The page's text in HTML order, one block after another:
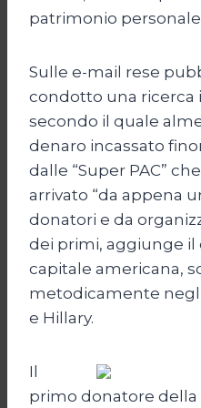
patrimonio
Sulle e-mail rese
condotto una ricerca
secondo il quale
denaro incassato
dalle “Super PAC”
arrivato “da appena
donatori e da
dei primi, aggiunge il
capitale americana,
metodicamente
e Hillary.
Il
primo donatore della